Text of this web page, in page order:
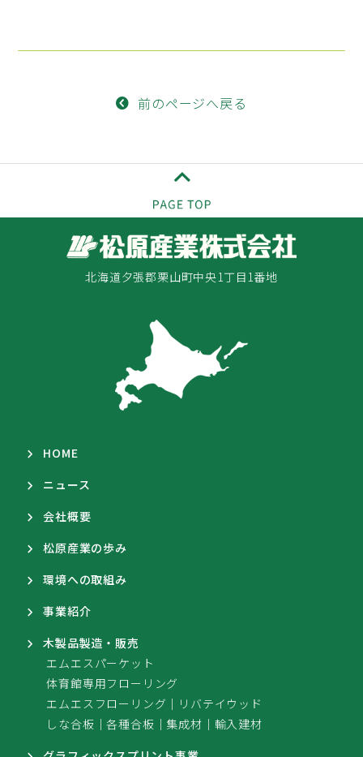
前のページへ戻る
北海道夕張郡栗山町中央1丁目1番地
HOME
ニュース
会社概要
松原産業の歩み
環境への取組み
事業紹介
木製品製造・販売
エムエスパーケット
体育館専用フローリング
エムエスフローリング ｜ リバテイウッド
しな合板 ｜各種合板 ｜ 集成材 ｜ 輸入建材